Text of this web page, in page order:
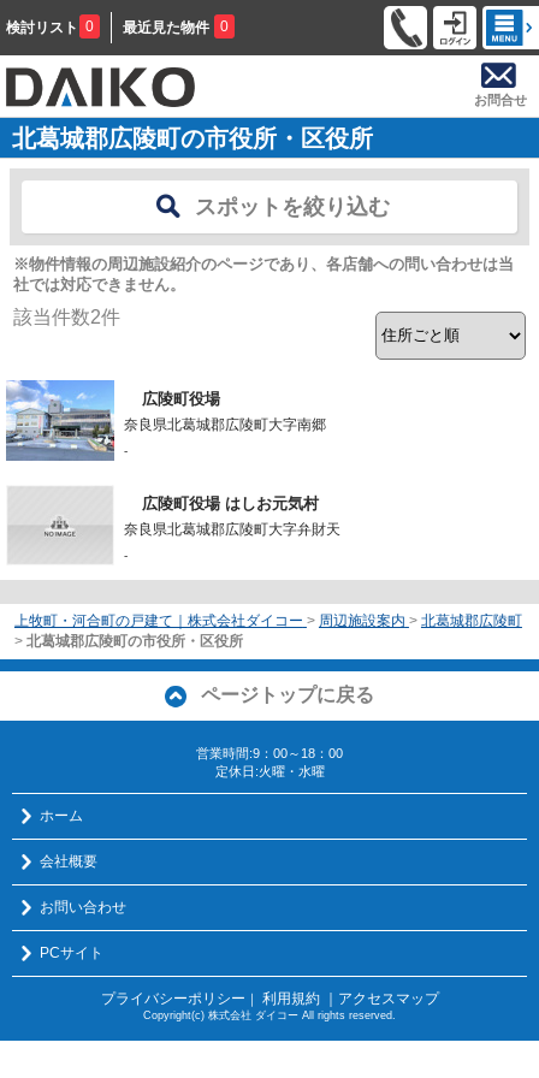
検討リスト 0 最近見た物件 0
お問合せ
北葛城郡広陵町の市役所・区役所
スポットを絞り込む
※物件情報の周辺施設紹介のページであり、各店舗への問い合わせは当
社では対応できません。
該当件数2件
広陵町役場
奈良県北葛城郡広陵町大字南郷
-
広陵町役場 はしお元気村
奈良県北葛城郡広陵町大字弁財天
-
上牧町・河合町の戸建て｜株式会社ダイコー > 周辺施設案内 > 北葛城郡広陵町
> 北葛城郡広陵町の市役所・区役所
ページトップに戻る
営業時間:9：00～18：00
定休日:火曜・水曜
ホーム
会社概要
お問い合わせ
PCサイト
プライバシーポリシー ｜ 利用規約 ｜アクセスマップ
Copyright(c) 株式会社 ダイコー All rights reserved.